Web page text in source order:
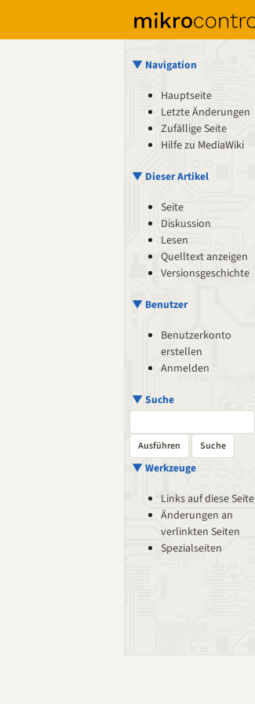
▼ Navigation
Hauptseite
Letzte Änderungen
Zufällige Seite
Hilfe zu MediaWiki
▼ Dieser Artikel
Seite
Diskussion
Lesen
Quelltext anzeigen
Versionsgeschichte
▼ Benutzer
Benutzerkonto
erstellen
Anmelden
▼ Suche
▼ Werkzeuge
Links auf diese Seite
Änderungen an
verlinkten Seiten
Spezialseiten